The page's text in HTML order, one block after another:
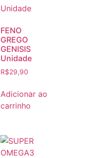
FENO
GREGO
GENISIS
Unidade
R$29,90
Adicionar ao
carrinho